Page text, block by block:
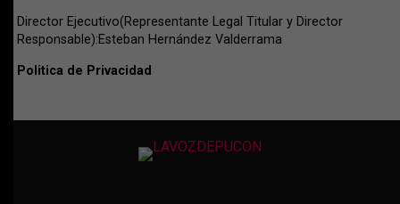
Director Ejecutivo(Representante Legal Titular y Director
Responsable):Esteban Hernández Valderrama
Politica de Privacidad